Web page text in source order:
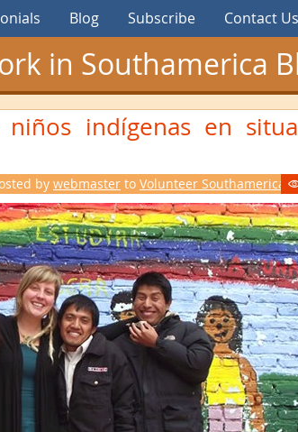
Blog Subscribe Contact Us
in Southamerica
niños indígenas en
by webmaster to Volunteer Southamerica